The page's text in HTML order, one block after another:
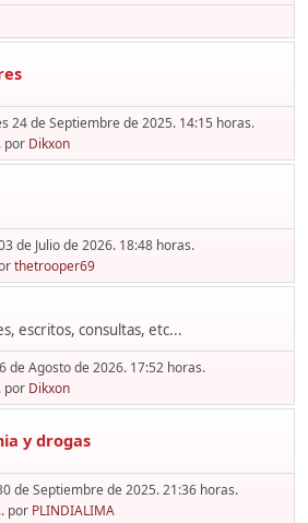
24 de Septiembre de 2025. 14:15 horas.
por Dikxon
de Julio de 2026. 18:48 horas.
thetrooper69
escritos, consultas, etc...
de Agosto de 2026. 17:52 horas.
por Dikxon
y drogas
de Septiembre de 2025. 21:36 horas.
por PLINDIALIMA